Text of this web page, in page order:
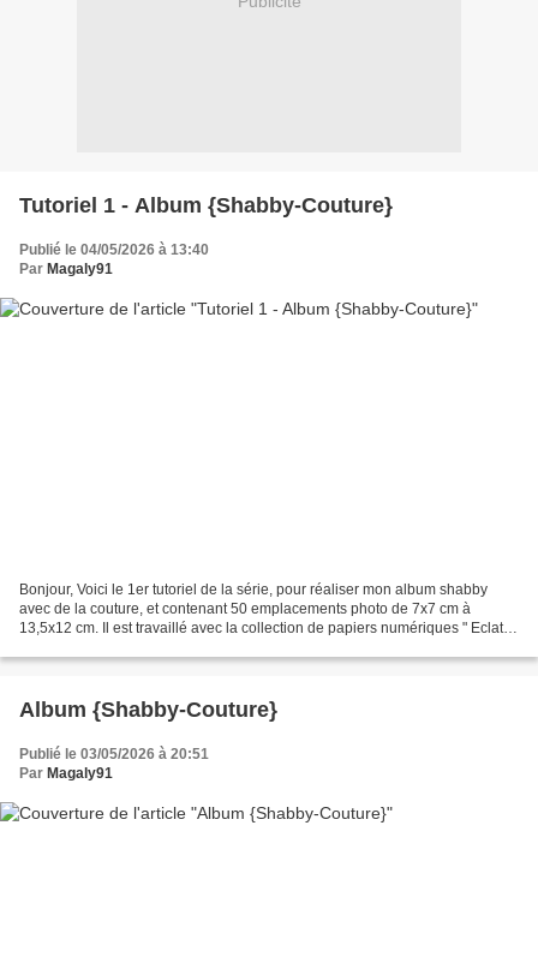
Tutoriel 1 - Album {Shabby-Couture}
Publié le 04/05/2026 à 13:40
Par Magaly91
Bonjour, Voici le 1er tutoriel de la série, pour réaliser mon album shabby
avec de la couture, et contenant 50 emplacements photo de 7x7 cm à
13,5x12 cm. Il est travaillé avec la collection de papiers numériques " Eclat
Album {Shabby-Couture}
Publié le 03/05/2026 à 20:51
Par Magaly91